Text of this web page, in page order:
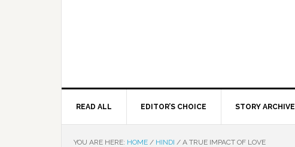
READ ALL EDITOR’S CHOICE STORY ARCHIVE
YOU ARE HERE: HOME / HINDI / A TRUE IMPACT OF LOVE